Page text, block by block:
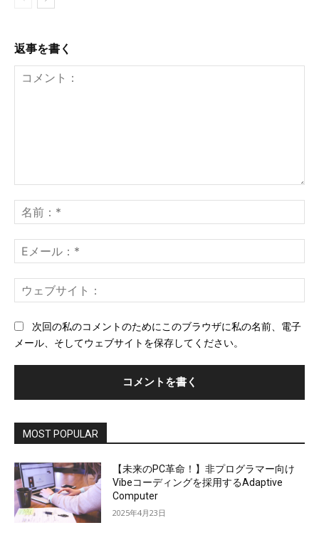
返事を書く
ン
ト：
前
*
メ
ー
*ェ
次回の私のコメントのためにこのブラウザに私の名前、電子
メール、そしてウェブサイトを保存してください。
MOST POPULAR
【未来のPC革命！】非プログラマー向け
Vibeコーディングを採用するAdaptive
Computer
2025年4月23日